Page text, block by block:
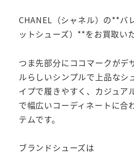
CHANEL（シャネル）の**バ
ットシューズ）**をお買取い
つま先部分にココマークがデ
ルらしいシンプルで上品なシ
イプで履きやすく、カジュア
で幅広いコーディネートに合
テムです。
ブランドシューズは